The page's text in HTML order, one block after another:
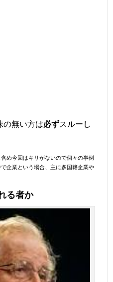
の無い方は必ずスルーし
め今回はキリがないので個々の事例
企業という場合、主に多国籍企業や
る者か